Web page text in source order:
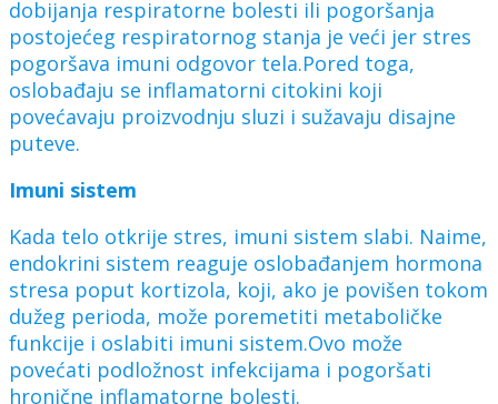
dobijanja respiratorne bolesti ili pogoršanja
postojećeg respiratornog stanja je veći jer stres
pogoršava imuni odgovor tela.Pored toga,
oslobađaju se inflamatorni citokini koji
povećavaju proizvodnju sluzi i sužavaju disajne
puteve.
Imuni sistem
Kada telo otkrije stres, imuni sistem slabi. Naime,
endokrini sistem reaguje oslobađanjem hormona
stresa poput kortizola, koji, ako je povišen tokom
dužeg perioda, može poremetiti metaboličke
funkcije i oslabiti imuni sistem.Ovo može
povećati podložnost infekcijama i pogoršati
hronične inflamatorne bolesti.